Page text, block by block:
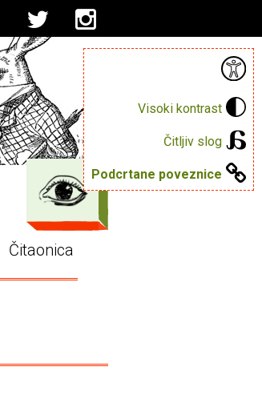
Visoki kontrast
Čitljiv slog
Podcrtane poveznice
Čitaonica